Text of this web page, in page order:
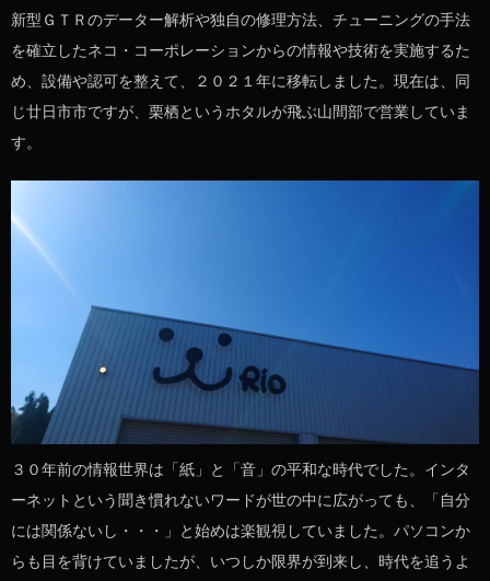
新型ＧＴＲのデーター解析や独自の修理方法、チューニングの手法
を確立したネコ・コーポレーションからの情報や技術を実施するた
め、設備や認可を整えて、２０２１年に移転しました。現在は、同
じ廿日市市ですが、栗栖というホタルが飛ぶ山間部で営業していま
す。
３０年前の情報世界は「紙」と「音」の平和な時代でした。インタ
ーネットという聞き慣れないワードが世の中に広がっても、「自分
には関係ないし・・・」と始めは楽観視していました。パソコンか
らも目を背けていましたが、いつしか限界が到来し、時代を追うよ